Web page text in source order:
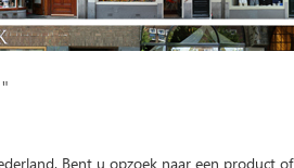
Bent u opzoek naar een product